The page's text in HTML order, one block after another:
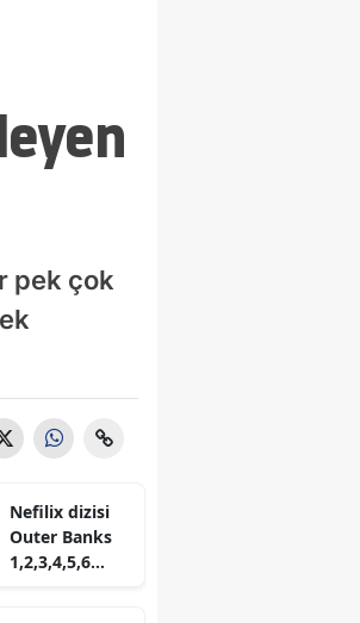
pek çok
Nefilix dizisi
Outer Banks
1,2,3,4,5,6